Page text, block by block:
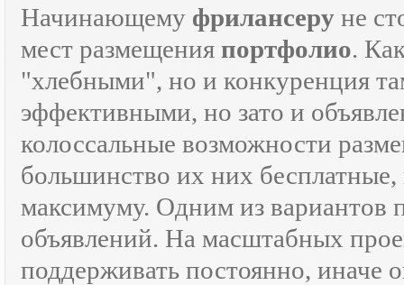
Начинающему фрилансеру не
мест размещения портфолио.
"хлебными", но и конкуренция
эффективными, но зато и
колоссальные возможности
большинство их них
максимуму. Одним из вариантов
объявлений. На масштабных
поддерживать постоянно, иначе